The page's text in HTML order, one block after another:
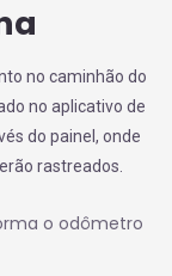
no caminhão do
no aplicativo de
do painel, onde
rastreados.
o odômetro